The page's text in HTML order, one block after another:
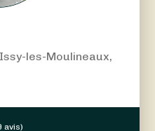
les-Moulineaux,
avis)